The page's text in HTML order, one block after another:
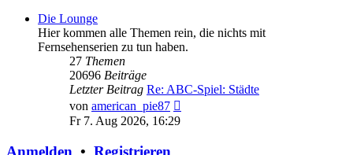
Die Lounge
Hier kommen alle Themen rein, die nichts mit
Fernsehenserien zu tun haben.
27 Themen
20696 Beiträge
Letzter Beitrag Re: ABC-Spiel: Städte
von american_pie87
Fr 7. Aug 2026, 16:29
Anmelden • Registrieren